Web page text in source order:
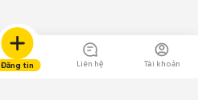
Đăng tin Liên hệ Tài khoản